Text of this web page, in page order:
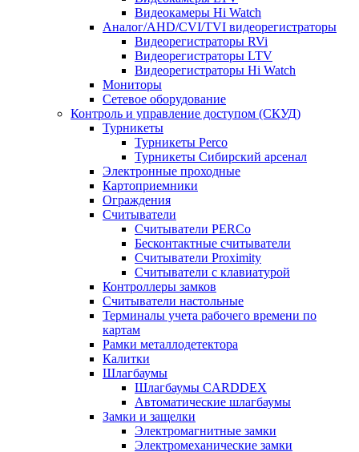
Видеокамеры Hi Watch
Аналог/AHD/CVI/TVI видеорегистраторы
Видеорегистраторы RVi
Видеорегистраторы LTV
Видеорегистраторы Hi Watch
Мониторы
Сетевое оборудование
Контроль и управление доступом (СКУД)
Турникеты
Турникеты Perco
Турникеты Сибирский арсенал
Электронные проходные
Картоприемники
Ограждения
Считыватели
Считыватели PERCo
Бесконтактные считыватели
Считыватели Proximity
Считыватели с клавиатурой
Контроллеры замков
Считыватели настольные
Терминалы учета рабочего времени по
картам
Рамки металлодетектора
Калитки
Шлагбаумы
Шлагбаумы CARDDEX
Автоматические шлагбаумы
Замки и защелки
Электромагнитные замки
Электромеханические замки